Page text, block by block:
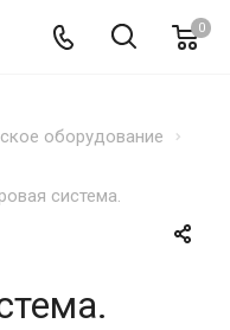
0
оборудование
система.